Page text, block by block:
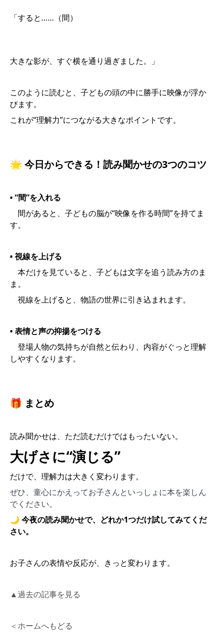
「すると……（間）
大きな影が、すぐ横を通り過ぎました。」
このように読むと、子どもの頭の中に勝手に映像が浮か
びます。
これが“理解力”につながる大きなポイントです。
🌟 今日からできる！読み聞かせの3つのコツ
• “間”を入れる
間があると、子どもの脳が“映像を作る時間”を持てま
す。
• 視線を上げる
本だけを見ていると、子どもは文字を追う読み方のま
ま。
視線を上げると、物語の世界に引き込まれます。
• 表情と声の抑揚をつける
登場人物の気持ちが自然と伝わり、内容がぐっと理解
しやすくなります。
🎁 まとめ
読み聞かせは、ただ読むだけではもったいない。
大げさに“演じる”
だけで、理解力は大きく変わります。
ぜひ、童心にかえってお子さんといっしょに本を楽しん
でください。
🌙 今夜の読み聞かせで、どれか1つだけ試してみてくだ
さい。
お子さんの表情や反応が、きっと変わります。
▲過去の記事を見る
＜ホームへもどる